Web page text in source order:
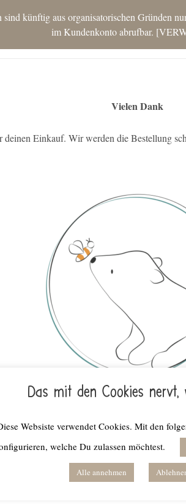
künftig aus organisatorischen Gründen
im Kundenkonto abrufbar.
Vielen Dank
deinen Einkauf. Wir werden die Bestellung
Das mit den Cookies nervt,
Websiste verwendet Cookies. Mit den
welche Du zulassen möchtest.
Alle annehmen